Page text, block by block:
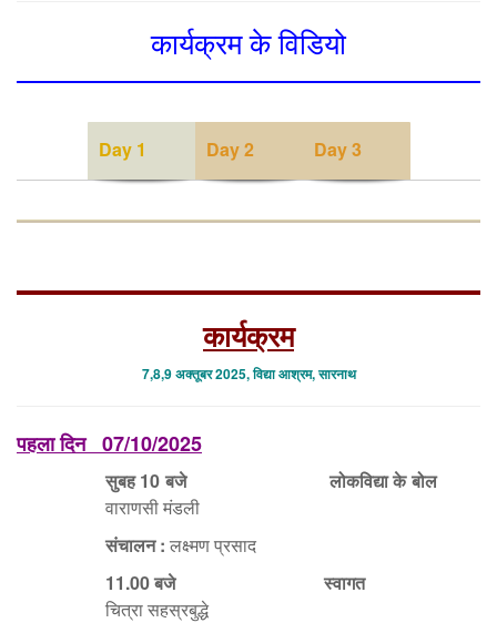
कार्यक्रम के विडियो
Day 1 Day 2 Day 3
कार्यक्रम
7,8,9 अक्तूबर 2025, विद्या आश्रम, सारनाथ
पहला दिन07/10/2025
सुबह10 बजे
लोकविद्या के बोल
वाराणसी मंडली
संचालन: लक्ष्मण प्रसाद
11.00 बजे
स्वागत
चित्रा सहस्रबुद्धे